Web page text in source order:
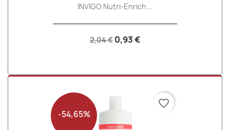
INVIGO Nutri-Enrich...
2,04 € 0,93 €
-54,65%
favorite_border